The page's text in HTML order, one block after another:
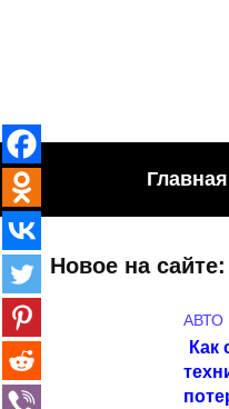
Главная
Новое на сайте:
АВТО
Как